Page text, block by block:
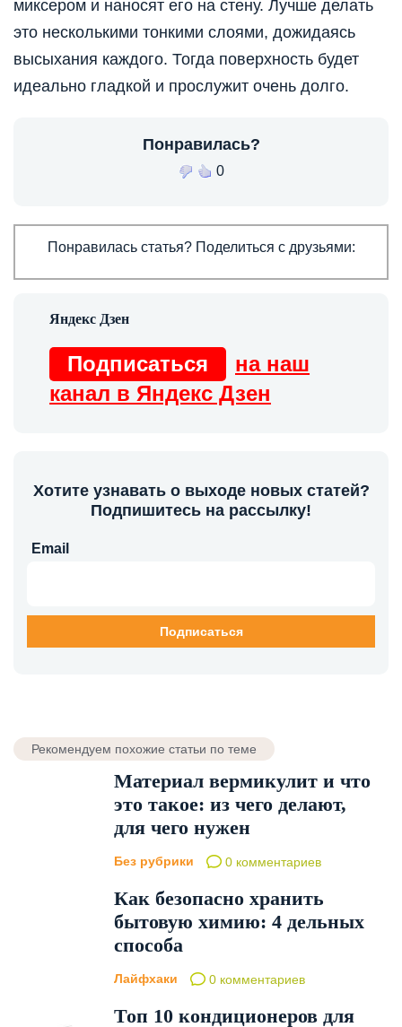
миксером и наносят его на стену. Лучше делать
это несколькими тонкими слоями, дожидаясь
высыхания каждого. Тогда поверхность будет
идеально гладкой и прослужит очень долго.
Понравилась?
0
Понравилась статья? Поделиться с друзьями:
Подписаться
на наш
канал в Яндекс Дзен
Хотите узнавать о выходе новых статей?
Подпишитесь на рассылку!
Email
Рекомендуем похожие статьи по теме
Материал вермикулит и что
это такое: из чего делают,
для чего нужен
Без рубрики 0 комментариев
Как безопасно хранить
бытовую химию: 4 дельных
способа
Лайфхаки 0 комментариев
Топ 10 кондиционеров для